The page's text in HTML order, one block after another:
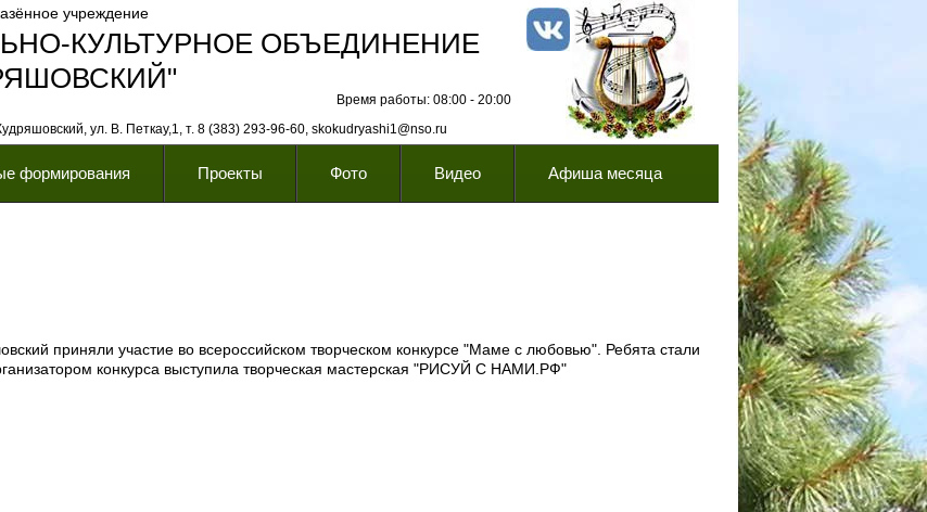
КУЛЬТУРНОЕ ОБЪЕДИНЕНИЕ
ул. В. Петкау,1, т. 8 (383) 293-96-60, skokudryashi1@nso.ru
учреждение
Время работы: 08:00 - 20:00
формирования Проекты Фото Видео Афиша месяца
приняли участие во всероссийском творческом конкурсе "Маме с любовью". Ребята стали
конкурса выступила творческая мастерская "РИСУЙ С НАМИ.РФ"